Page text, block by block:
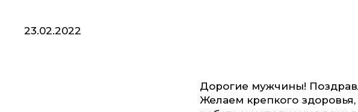
23.02.2022
Дорогие мужчины!
Желаем крепкого